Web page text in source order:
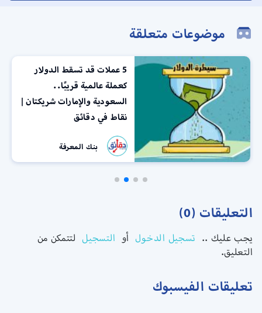
موضوعات متعلقة
5 عملات قد تسقط الدولار
كعملة عالمية قريبًا..
السعودية والإمارات شريكتان |
نقاط في دقائق
بنك المعرفة
التعليقات (0)
يجب عليك .. تسجيل الدخول أو التسجيل لتتمكن من
التعليق.
تعليقات الفيسبوك